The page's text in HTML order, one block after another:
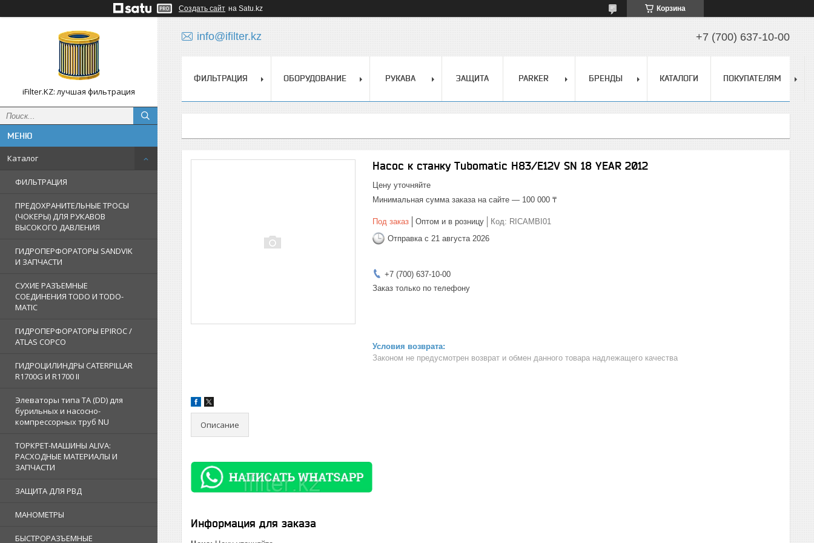
Создать сайт на Satu.kz Корзина
iFilter.KZ: лучшая фильтрация
Каталог
ФИЛЬТРАЦИЯ
ПРЕДОХРАНИТЕЛЬНЫЕ ТРОСЫ
(ЧОКЕРЫ) ДЛЯ РУКАВОВ
ВЫСОКОГО ДАВЛЕНИЯ
ГИДРОПЕРФОРАТОРЫ SANDVIK
И ЗАПЧАСТИ
СУХИЕ РАЗЪЕМНЫЕ
СОЕДИНЕНИЯ TODO И TODO-
MATIC
ГИДРОПЕРФОРАТОРЫ EPIROC /
ATLAS COPCO
ГИДРОЦИЛИНДРЫ CATERPILLAR
R1700G И R1700 II
Элеваторы типа TA (DD) для
бурильных и насосно-
компрессорных труб NU
ТОРКРЕТ-МАШИНЫ ALIVA:
РАСХОДНЫЕ МАТЕРИАЛЫ И
ЗАПЧАСТИ
ЗАЩИТА ДЛЯ РВД
МАНОМЕТРЫ
БЫСТРОРАЗЪЕМНЫЕ
info@ifilter.kz +7 (700) 637-10-00
ФИЛЬТРАЦИЯ ОБОРУДОВАНИЕ РУКАВА ЗАЩИТА PARKER БРЕНДЫ КАТАЛОГИ ПОКУПАТЕЛЯМ
Насос к станку Tubomatic H83/E12V SN 18 YEAR 2012
Цену уточняйте
Минимальная сумма заказа на сайте — 100 000 ₸
Под заказ Оптом и в розницу Код: RICAMBI01
Отправка с 21 августа 2026
+7 (700) 637-10-00
Заказ только по телефону
Законом не предусмотрен возврат и обмен данного товара надлежащего качества
Описание
Информация для заказа